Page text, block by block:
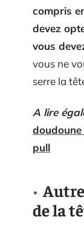
compris
devez
vous
vous ne
serre la
A lire
pull
de la